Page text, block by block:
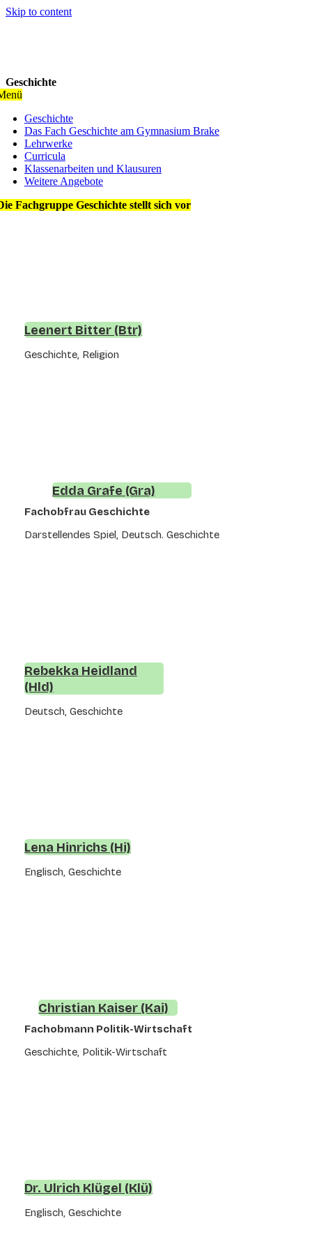
Skip to content
Geschichte
Geschichte
Das Fach Geschichte am Gymnasium Brake
Lehrwerke
Curricula
Klassenarbeiten und Klausuren
Weitere Angebote
Fachgruppe Geschichte stellt sich vor
Leenert Bitter (Btr)
Geschichte, Religion
Edda Grafe (Gra)
Fachobfrau Geschichte
Darstellendes Spiel, Deutsch. Geschichte
Rebekka Heidland
(Hld)
Deutsch, Geschichte
Lena Hinrichs (Hi)
Englisch, Geschichte
Christian Kaiser (Kai)
Fachobmann Politik-Wirtschaft
Geschichte, Politik-Wirtschaft
Dr. Ulrich Klügel (Klü)
Englisch, Geschichte